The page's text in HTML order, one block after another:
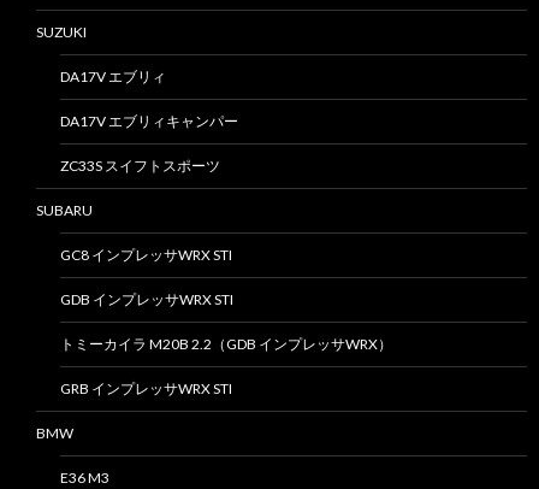
SUZUKI
DA17V エブリィ
DA17V エブリィキャンパー
ZC33S スイフトスポーツ
SUBARU
GC8 インプレッサWRX STI
GDB インプレッサWRX STI
トミーカイラ M20B 2.2（GDB インプレッサWRX）
GRB インプレッサWRX STI
BMW
E36 M3